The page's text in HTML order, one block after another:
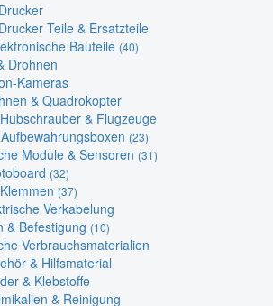
Teile & Ersatzteile
Bauteile (40)
Drohnen
Kameras
& Quadrokopter
& Flugzeuge
(23)
Module & Sensoren (31)
(32)
(37)
Verkabelung
& Befestigung (10)
Verbrauchsmaterialien
& Hilfsmaterial
& Klebstoffe
& Reinigung